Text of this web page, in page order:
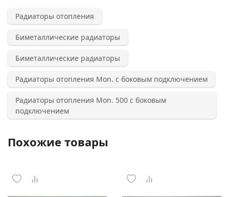
Радиаторы отопления
Биметаллические радиаторы
Биметаллические радиаторы
Радиаторы отопления Mon. с боковым подключением
Радиаторы отопления Mon. 500 с боковым
подключением
Похожие товары